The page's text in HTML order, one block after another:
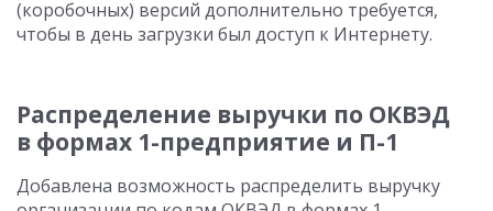
(коробочных) версий дополнительно требуется,
чтобы в день загрузки был доступ к Интернету.
Распределение выручки по ОКВЭД
в формах 1-предприятие и П-1
Добавлена возможность распределить выручку